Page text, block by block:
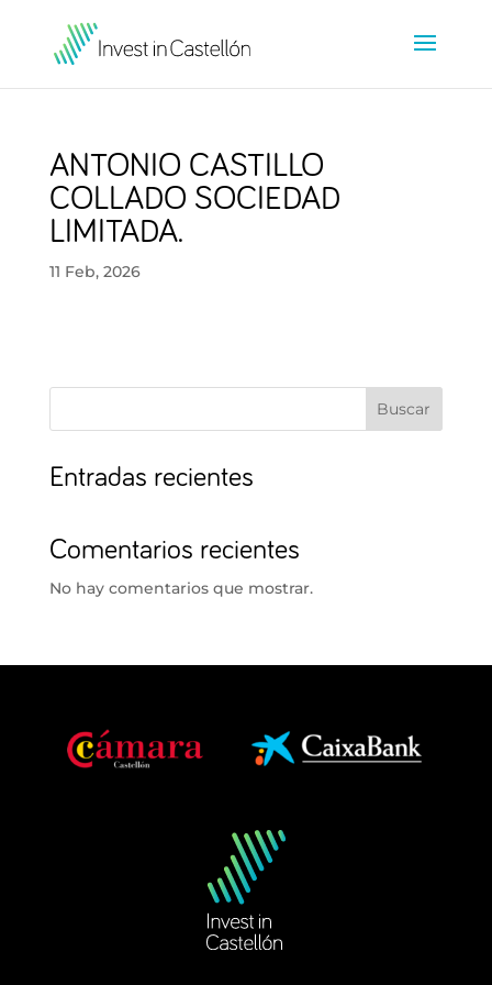
ANTONIO CASTILLO
COLLADO SOCIEDAD
LIMITADA.
11 Feb, 2026
Buscar
Entradas recientes
Comentarios recientes
No hay comentarios que mostrar.